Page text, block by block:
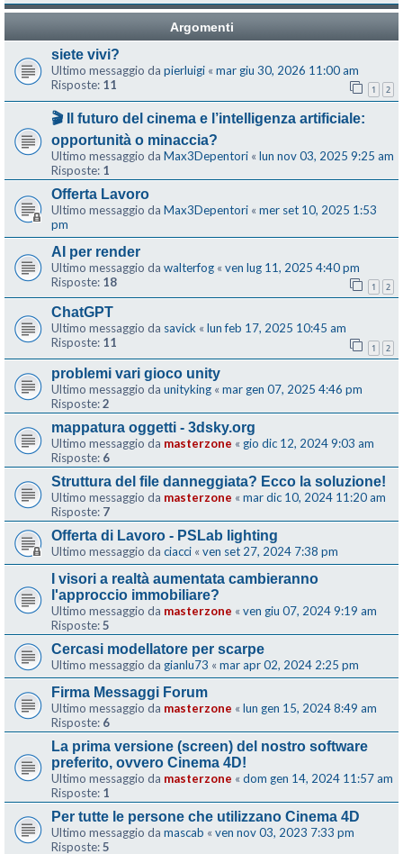
Argomenti
siete vivi?
Ultimo messaggio da pierluigi « mar giu 30, 2026 11:00 am
Risposte: 11 1 2
🎬 Il futuro del cinema e l’intelligenza artificiale:
opportunità o minaccia?
Ultimo messaggio da Max3Depentori « lun nov 03, 2025 9:25 am
Risposte: 1
Offerta Lavoro
Ultimo messaggio da Max3Depentori « mer set 10, 2025 1:53
pm
AI per render
Ultimo messaggio da walterfog « ven lug 11, 2025 4:40 pm
Risposte: 18 1 2
ChatGPT
Ultimo messaggio da savick « lun feb 17, 2025 10:45 am
Risposte: 11 1 2
problemi vari gioco unity
Ultimo messaggio da unityking « mar gen 07, 2025 4:46 pm
Risposte:2
mappatura oggetti - 3dsky.org
Ultimo messaggio da masterzone « gio dic 12, 2024 9:03 am
Risposte: 6
Struttura del file danneggiata? Ecco la soluzione!
Ultimo messaggio da masterzone « mar dic 10, 2024 11:20 am
Risposte: 7
Offerta di Lavoro - PSLab lighting
Ultimo messaggio da ciacci « ven set 27, 2024 7:38 pm
I visori a realtà aumentata cambieranno
l'approccio immobiliare?
Ultimo messaggio da masterzone « ven giu 07, 2024 9:19 am
Risposte:5
Cercasi modellatore per scarpe
Ultimo messaggio da gianlu73 « mar apr 02, 2024 2:25 pm
Firma Messaggi Forum
Ultimo messaggio da masterzone « lun gen 15, 2024 8:49 am
Risposte: 6
La prima versione (screen) del nostro software
preferito, ovvero Cinema 4D!
Ultimo messaggio da masterzone « dom gen 14, 2024 11:57 am
Risposte: 1
Per tutte le persone che utilizzano Cinema 4D
Ultimo messaggio da mascab « ven nov 03, 2023 7:33 pm
Risposte:5